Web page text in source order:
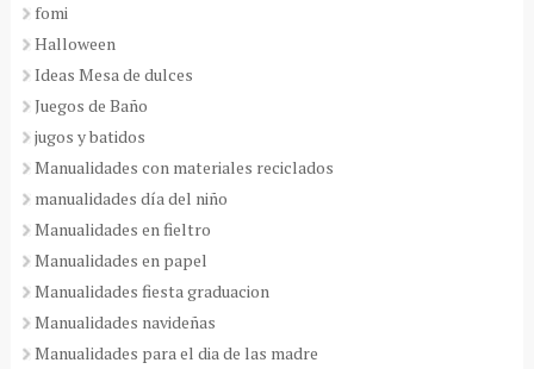
fomi
Halloween
Ideas Mesa de dulces
Juegos de Baño
jugos y batidos
Manualidades con materiales reciclados
manualidades día del niño
Manualidades en fieltro
Manualidades en papel
Manualidades fiesta graduacion
Manualidades navideñas
Manualidades para el dia de las madre